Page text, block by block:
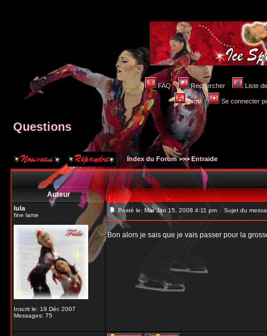
FAQ Rechercher Liste
Profil Se connecter
Questions
Index du Forum>>>Entraide
Auteur
lula
fine lame
Inscrit le: 19 Déc 2007
Messages: 75
Posté le: Mar Jan 15, 2008 4:11 pm Sujet du
Bon alors je sais que je vais passer pour la